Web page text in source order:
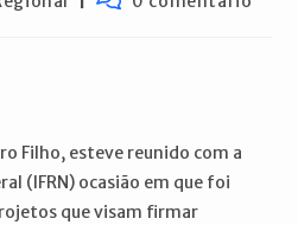
Filho, esteve reunido com a
(IFRN) ocasião em que foi
que visam firmar